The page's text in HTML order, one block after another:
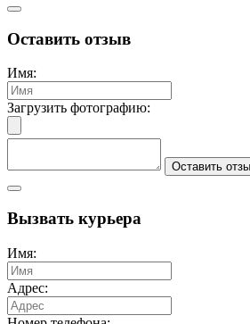
Оставить отзыв
Имя:
Загрузить фотографию:
Оставить
Вызвать курьера
Имя:
Адрес: